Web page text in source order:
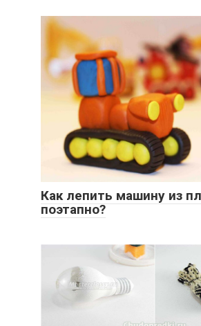
Как лепить машину из
поэтапно?